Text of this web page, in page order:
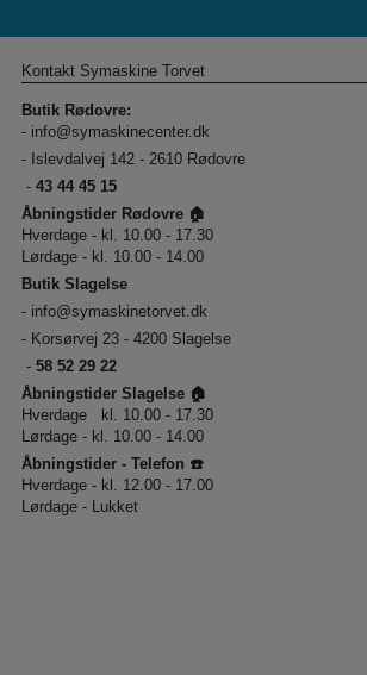
Kontakt Symaskine Torvet
Butik Rødovre:
- info@symaskinecenter.dk
- Islevdalvej 142 - 2610 Rødovre
- 43 44 45 15
Åbningstider Rødovre 🏠
Hverdage - kl. 10.00 - 17.30
Lørdage - kl. 10.00 - 14.00
Butik Slagelse
- info@symaskinetorvet.dk
- Korsørvej 23 - 4200 Slagelse
- 58 52 29 22
Åbningstider Slagelse 🏠
Hverdage kl. 10.00 - 17.30
Lørdage - kl. 10.00 - 14.00
Åbningstider - Telefon ☎️
Hverdage - kl. 12.00 - 17.00
Lørdage - Lukket